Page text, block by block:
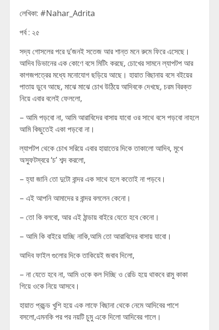
লেখিকা: #Nahar_Adrita
পর্ব : ২৫
সদ্য গোসলের পরে দু’জনই সতেজ আর শান্ত মনে রুমে ফিরে এসেছে।
আদিব ডিভানের এক কোণে বসে মিটিং করছে, চোখের সামনে ল্যাপটপ আর
কাগজপত্রের মধ্যে মনোযোগ ছড়িয়ে আছে। হায়াত বিছানায় বসে বইয়ের
পাতায় ডুবে আছে, মাঝে মাঝে চোখ উঠিয়ে আদিবকে দেখছে, চরম বিরক্ত
নিয়ে এবার বলেই ফেললো,
– আমি পড়বো না, আমি আরাবিদের বাসায় যাবো ওর সাথে বসে পড়বো নাহলে
আমি কিছুতেই একা পড়বো না।
ল্যাপটপ থেকে চোখ সরিয়ে এবার হায়াতের দিকে তাকালো আদিব, মুখে
অস্ফুটস্বরে ‘চ’ শব্দ করলো,
– হ্যা জানি তো দুটো বান্দর এক সাথে হলে কতোই না পড়বে।
– এই আপনি আমাদের র বান্দর বললেন কেনো।
– তো কি বলবো, আর এই ঠান্ডায় বাইরে যেতে হবে কেনো।
– আমি কি বাইরে যাচ্ছি নাকি,আমি তো আরাবিদের বাসায় যাবো।
আদিব ফাইল গুলোর দিকে তাকিয়েই জবাব দিলো,
– না যেতে হবে না, আমি ওকে কল দিচ্ছি ও রেডি হয়ে থাকবে রামু কাকা
গিয়ে ওকে নিয়ে আসবে।
হায়াত প্রচন্ড খুশি হয়ে এক লাফে বিছানা থেকে নেমে আদিবের পাশে
বসলো,এমনকি পর পর নয়টি চুমু একে দিলো আদিবের গালে।